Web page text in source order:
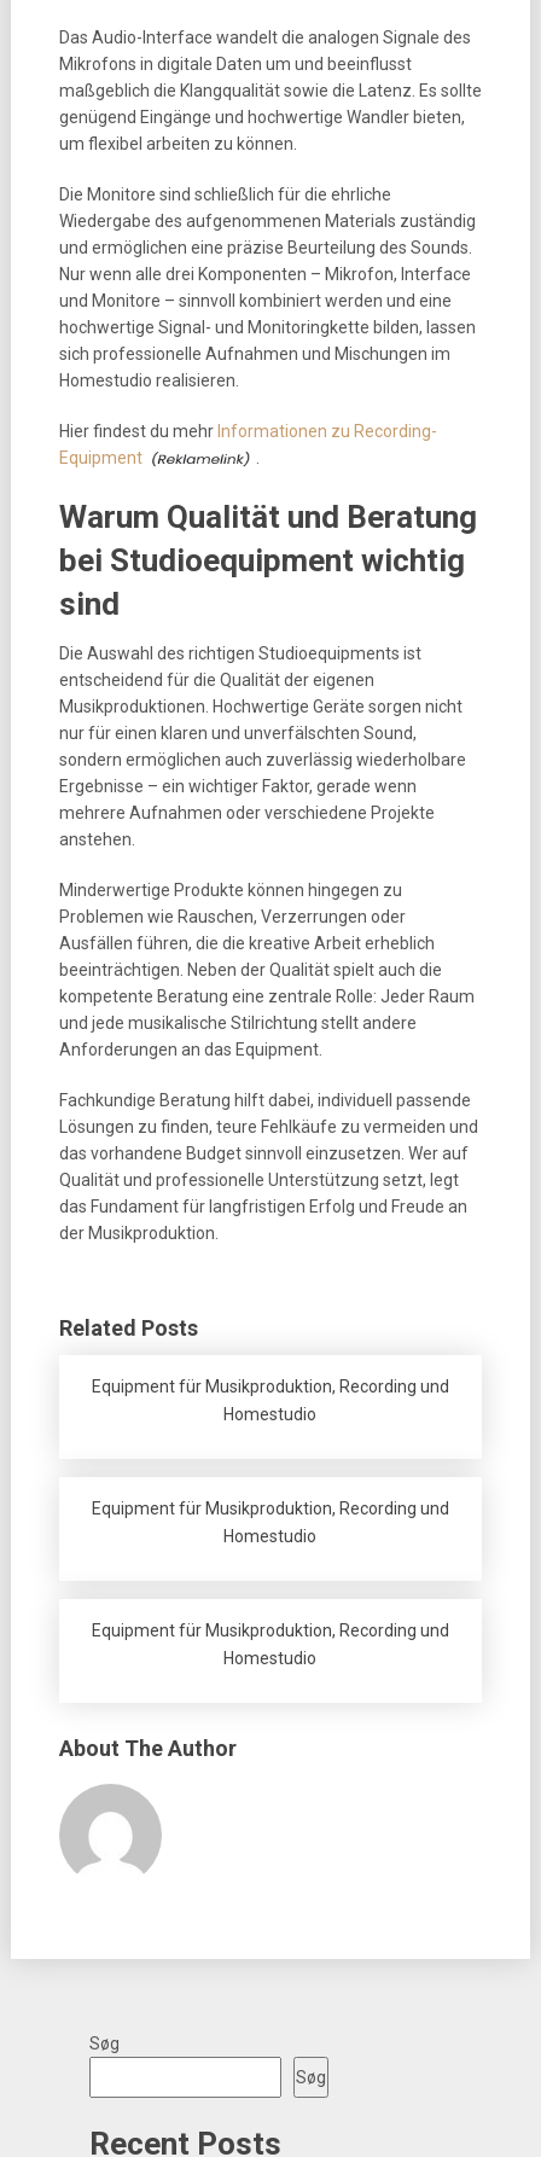
Das Audio-Interface wandelt die analogen Signale des
Mikrofons in digitale Daten um und beeinflusst
maßgeblich die Klangqualität sowie die Latenz. Es sollte
genügend Eingänge und hochwertige Wandler bieten,
um flexibel arbeiten zu können.
Die Monitore sind schließlich für die ehrliche
Wiedergabe des aufgenommenen Materials zuständig
und ermöglichen eine präzise Beurteilung des Sounds.
Nur wenn alle drei Komponenten – Mikrofon, Interface
und Monitore – sinnvoll kombiniert werden und eine
hochwertige Signal- und Monitoringkette bilden, lassen
sich professionelle Aufnahmen und Mischungen im
Homestudio realisieren.
Hier findest du mehr Informationen zu Recording-
Equipment
Warum Qualität und Beratung
bei Studioequipment wichtig
sind
Die Auswahl des richtigen Studioequipments ist
entscheidend für die Qualität der eigenen
Musikproduktionen. Hochwertige Geräte sorgen nicht
nur für einen klaren und unverfälschten Sound,
sondern ermöglichen auch zuverlässig wiederholbare
Ergebnisse – ein wichtiger Faktor, gerade wenn
mehrere Aufnahmen oder verschiedene Projekte
anstehen.
Minderwertige Produkte können hingegen zu
Problemen wie Rauschen, Verzerrungen oder
Ausfällen führen, die die kreative Arbeit erheblich
beeinträchtigen. Neben der Qualität spielt auch die
kompetente Beratung eine zentrale Rolle: Jeder Raum
und jede musikalische Stilrichtung stellt andere
Anforderungen an das Equipment.
Fachkundige Beratung hilft dabei, individuell passende
Lösungen zu finden, teure Fehlkäufe zu vermeiden und
das vorhandene Budget sinnvoll einzusetzen. Wer auf
Qualität und professionelle Unterstützung setzt, legt
das Fundament für langfristigen Erfolg und Freude an
der Musikproduktion.
Related Posts
Equipment für Musikproduktion, Recording und
Homestudio
Equipment für Musikproduktion, Recording und
Homestudio
Equipment für Musikproduktion, Recording und
Homestudio
About The Author
Søg
Søg
Recent Posts